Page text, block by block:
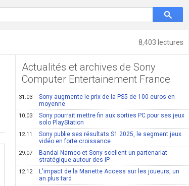
8,403 lectures
Actualités et archives de Sony
Computer Entertainement France
31.03
Sony augmente le prix de la PS5 de 100 euros en
moyenne
10.03
Sony pourrait mettre fin aux sorties PC pour ses jeux
solo PlayStation
12.11
Sony publie ses résultats S1 2025, le segment jeux
vidéo en forte croissance
29.07
Bandai Namco et Sony scellent un partenariat
stratégique autour des IP
12.12
L'impact de la Manette Access sur les joueurs, un
an plus tard